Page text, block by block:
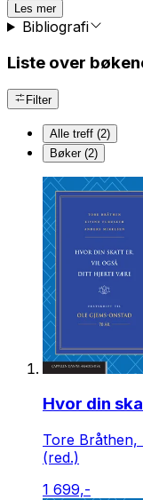
Les mer
Bibliografi
Liste over
Filter
Alle treff (2)
Bøker (2)
Hvor din
Tore Bråthen,
(red.)
1 699,-